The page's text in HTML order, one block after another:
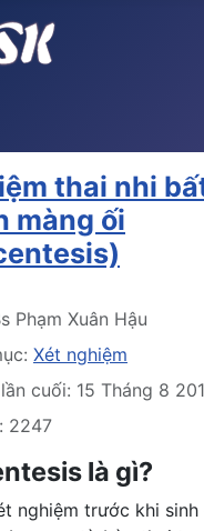
thai nhi
màng ối
Phạm Xuân Hậu
Xét nghiệm
cuối: 15 Tháng 8
2247
là gì?
nghiệm trước khi